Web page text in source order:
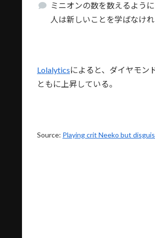
ミニオンの数を数えるよう
人は新しいことを学ばなけ
Lolalyticsによると、ダイヤモン
ともに上昇している。
Source: Playing crit Neeko but